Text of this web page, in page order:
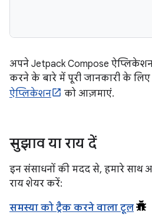
अपने Jetpack Compose
करने के बारे में पूरी जानकारी के
ऐप्लिकेशन
को आज़माएं.
सुझाव या राय दें
इन संसाधनों की मदद से, हमारे साथ
राय शेयर करें:
समस्या को ट्रैक करने वाला टूल